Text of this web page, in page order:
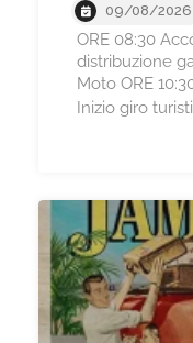
09/08/2026
ORE 08:30
distribuzione
Moto ORE
Inizio giro